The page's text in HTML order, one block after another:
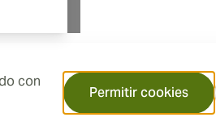
con
Permitir cookies